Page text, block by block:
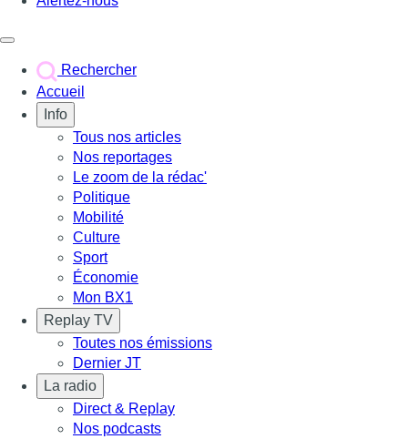
Rechercher
Accueil
Info
Tous nos articles
Nos reportages
Le zoom de la rédac'
Politique
Mobilité
Culture
Sport
Économie
Mon BX1
Replay TV
Toutes nos émissions
Dernier JT
La radio
Direct & Replay
Nos podcasts